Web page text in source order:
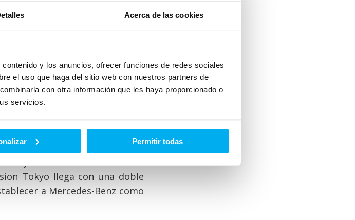
Acerca de las cookies
y los anuncios, ofrecer funciones de redes sociales
el uso que haga del sitio web con nuestros partners de
con otra información que les haya proporcionado o
servicios.
Permitir todas
palabras más trilladas para
anillo al dedo. Es un vehículo
de la generación urbana Z,
interconectada y nunca
un medio de locomoción,
responsable de Diseño de
de un salón sobre ruedas para
define una nueva faceta
Tokyo llega con una doble
a Mercedes-Benz como